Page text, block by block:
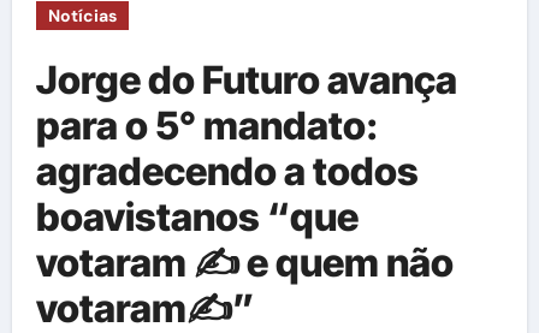
Notícias
Jorge do Futuro avança
para o 5° mandato:
agradecendo a todos
boavistanos “que
votaram ✍️ e quem não
votaram✍️”